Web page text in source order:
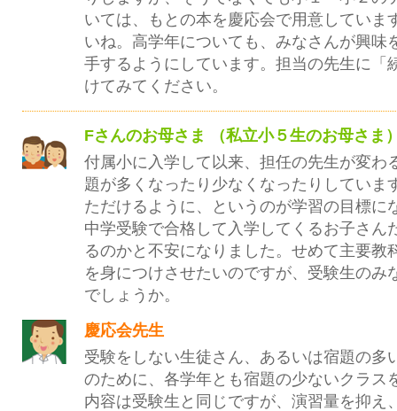
いては、もとの本を慶応会で用意していま
いね。高学年についても、みなさんが興味
手するようにしています。担当の先生に「
けてみてください。
Fさんのお母さま （私立小５生のお母さま
付属小に入学して以来、担任の先生が変わ
題が多くなったり少なくなったりしていま
ただけるように、というのが学習の目標に
中学受験で合格して入学してくるお子さん
るのかと不安になりました。せめて主要教
を身につけさせたいのですが、受験生のみ
でしょうか。
慶応会先生
受験をしない生徒さん、あるいは宿題の多
のために、各学年とも宿題の少ないクラス
内容は受験生と同じですが、演習量を抑え